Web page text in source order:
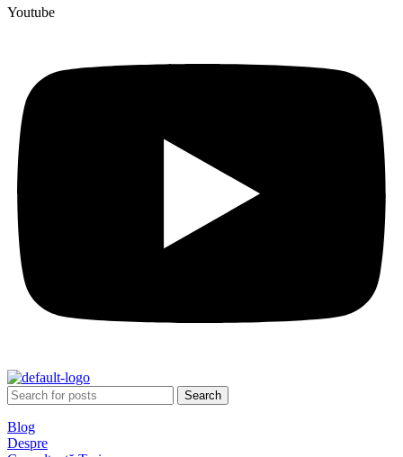
Youtube
Search
Blog
Despre